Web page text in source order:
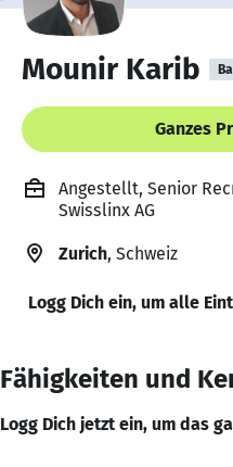
Mounir Karib
Ganzes
Angestellt, Senior
Swisslinx AG
Zurich, Schweiz
Logg Dich ein, um alle
Fähigkeiten und
Logg Dich jetzt ein, um das